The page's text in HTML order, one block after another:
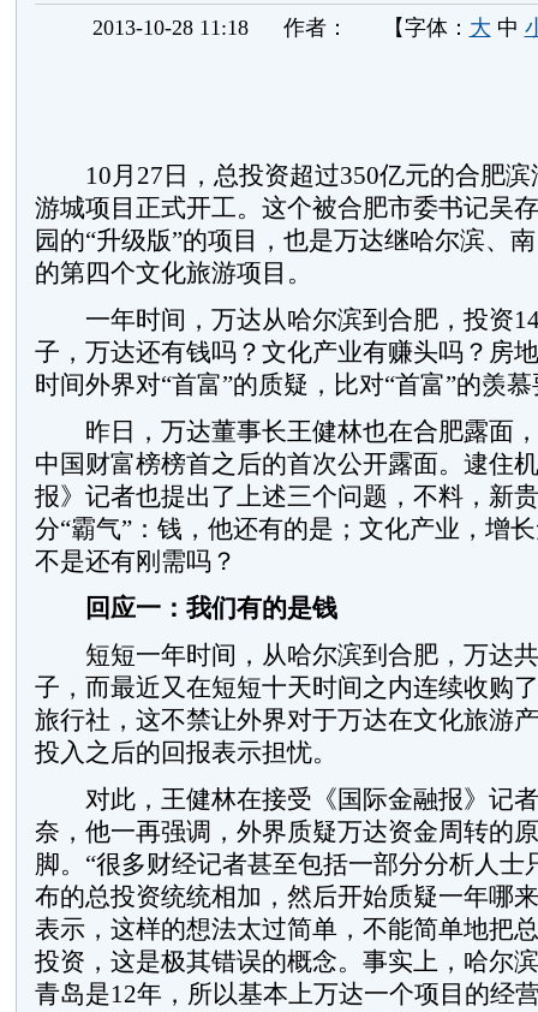
2013-10-28 11:18 作者： 【字体： 大 中
10月27日，总投资超过350亿元的合肥滨
游城项目正式开工。这个被合肥市委书记吴
园的“升级版”的项目，也是万达继哈尔滨、
的第四个文化旅游项目。
一年时间，万达从哈尔滨到合肥，投资
子，万达还有钱吗？文化产业有赚头吗？房
时间外界对“首富”的质疑，比对“首富”的羡
昨日，万达董事长王健林也在合肥露面，
中国财富榜榜首之后的首次公开露面。逮住
报》记者也提出了上述三个问题，不料，新
分“霸气”：钱，他还有的是；文化产业，增
不是还有刚需吗？
回应一：我们有的是钱
短短一年时间，从哈尔滨到合肥，万达共
子，而最近又在短短十天时间之内连续收购
旅行社，这不禁让外界对于万达在文化旅游
投入之后的回报表示担忧。
对此，王健林在接受《国际金融报》记者
奈，他一再强调，外界质疑万达资金周转的
脚。“很多财经记者甚至包括一部分分析人士
布的总投资统统相加，然后开始质疑一年哪
表示，这样的想法太过简单，不能简单地把
投资，这是极其错误的概念。事实上，哈尔
青岛是12年，所以基本上万达一个项目的经